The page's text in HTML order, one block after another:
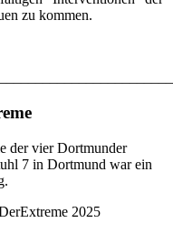
zu kommen.
der vier Dortmunder
7 in Dortmund war ein